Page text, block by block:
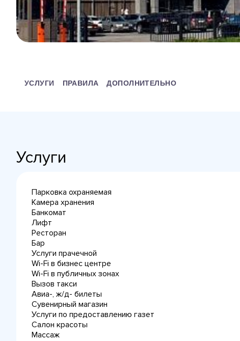
УСЛУГИ ПРАВИЛА ДОПОЛНИТЕЛЬНО
Услуги
Парковка охраняемая
Камера хранения
Банкомат
Лифт
Ресторан
Бар
Услуги прачечной
Wi-Fi в бизнес центре
Wi-Fi в публичных зонах
Вызов такси
Авиа-, ж/д- билеты
Сувенирный магазин
Услуги по предоставлению газет
Салон красоты
Массаж